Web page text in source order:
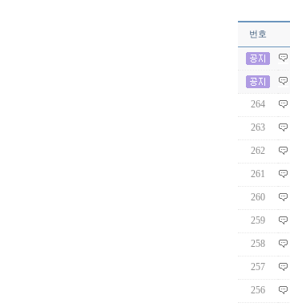
번호
264
263
262
261
260
259
258
257
256